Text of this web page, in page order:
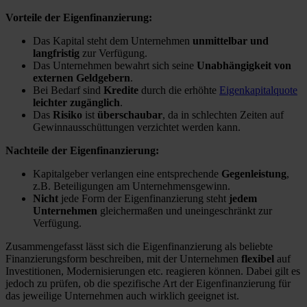
Vorteile der Eigenfinanzierung:
Das Kapital steht dem Unternehmen unmittelbar und
langfristig zur Verfügung.
Das Unternehmen bewahrt sich seine Unabhängigkeit von
externen Geldgebern.
Bei Bedarf sind Kredite durch die erhöhte Eigenkapitalquote
leichter zugänglich.
Das Risiko ist überschaubar, da in schlechten Zeiten auf
Gewinnausschüttungen verzichtet werden kann.
Nachteile der Eigenfinanzierung:
Kapitalgeber verlangen eine entsprechende Gegenleistung,
z.B. Beteiligungen am Unternehmensgewinn.
Nicht jede Form der Eigenfinanzierung steht jedem
Unternehmen gleichermaßen und uneingeschränkt zur
Verfügung.
Zusammengefasst lässt sich die Eigenfinanzierung als beliebte
Finanzierungsform beschreiben, mit der Unternehmen flexibel auf
Investitionen, Modernisierungen etc. reagieren können. Dabei gilt es
jedoch zu prüfen, ob die spezifische Art der Eigenfinanzierung für
das jeweilige Unternehmen auch wirklich geeignet ist.